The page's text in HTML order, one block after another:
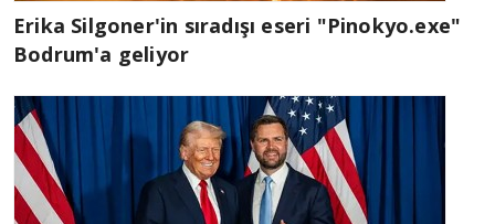
Erika Silgoner'in sıradışı eseri "Pinokyo.exe"
Bodrum'a geliyor